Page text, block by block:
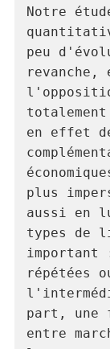
Notre
peu
revanche,
en effet
plus
aussi en
types de
répétées
part, une
entre